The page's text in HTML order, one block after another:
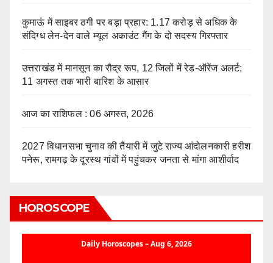
कुमाऊं में साइबर ठगी पर बड़ा प्रहार: 1.17 करोड़ से अधिक के
संदिग्ध लेन-देन वाले म्यूल अकाउंट गैंग के दो सदस्य गिरफ्तार
उत्तराखंड में मानसून का रौद्र रूप, 12 जिलों में रेड-ऑरेंज अलर्ट;
11 अगस्त तक भारी बारिश के आसार
आज का राशिफल : 06 अगस्त, 2026
2027 विधानसभा चुनाव की तैयारी में जुटे राज्य आंदोलनकारी हरीश
पनेरू, रामगढ़ के दूरस्थ गांवों में पहुंचकर जनता से मांगा आशीर्वाद
HOROSCOPE